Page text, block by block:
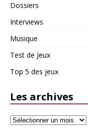
Dossiers
Interviews
Musique
Test de Jeux
Top 5 des jeux
Les archives